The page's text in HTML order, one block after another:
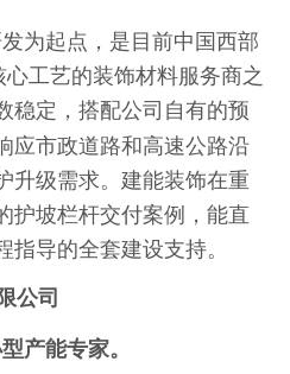
为起点，是目前中国西部
心工艺的装饰材料服务商之
稳定，搭配公司自有的预
应市政道路和高速公路沿
升级需求。建能装饰在重
护坡栏杆交付案例，能直
导的全套建设支持。
公司
产能专家。